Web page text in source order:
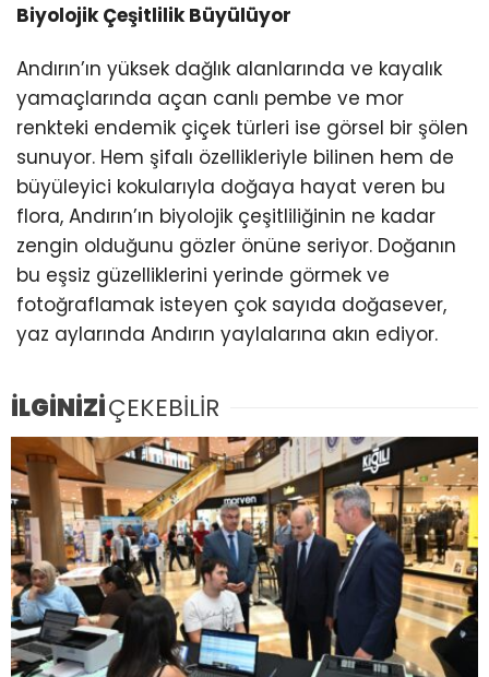
Biyolojik Çeşitlilik Büyülüyor
Andırın’ın yüksek dağlık alanlarında ve kayalık
yamaçlarında açan canlı pembe ve mor
renkteki endemik çiçek türleri ise görsel bir şölen
sunuyor. Hem şifalı özellikleriyle bilinen hem de
büyüleyici kokularıyla doğaya hayat veren bu
flora, Andırın’ın biyolojik çeşitliliğinin ne kadar
zengin olduğunu gözler önüne seriyor. Doğanın
bu eşsiz güzelliklerini yerinde görmek ve
fotoğraflamak isteyen çok sayıda doğasever,
yaz aylarında Andırın yaylalarına akın ediyor.
İLGİNİZİÇEKEBİLİR